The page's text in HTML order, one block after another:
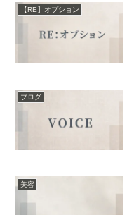
【RE】オプション
ブログ
美容